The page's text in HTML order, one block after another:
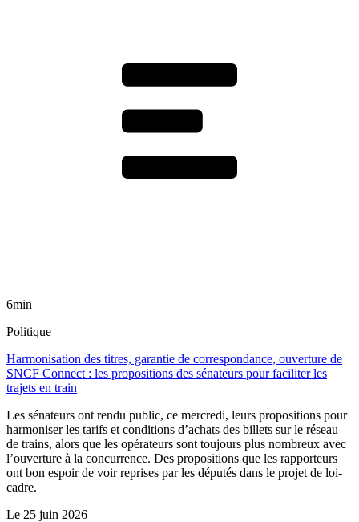
6min
Politique
Harmonisation des titres, garantie de correspondance, ouverture de
SNCF Connect : les propositions des sénateurs pour faciliter les
trajets en train
Les sénateurs ont rendu public, ce mercredi, leurs propositions pour
harmoniser les tarifs et conditions d’achats des billets sur le réseau
de trains, alors que les opérateurs sont toujours plus nombreux avec
l’ouverture à la concurrence. Des propositions que les rapporteurs
ont bon espoir de voir reprises par les députés dans le projet de loi-
cadre.
Le 25 juin 2026